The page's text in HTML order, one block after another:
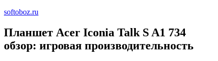
softoboz.ru
Планшет Acer Iconia Talk S A1 734
обзор: игровая производительность